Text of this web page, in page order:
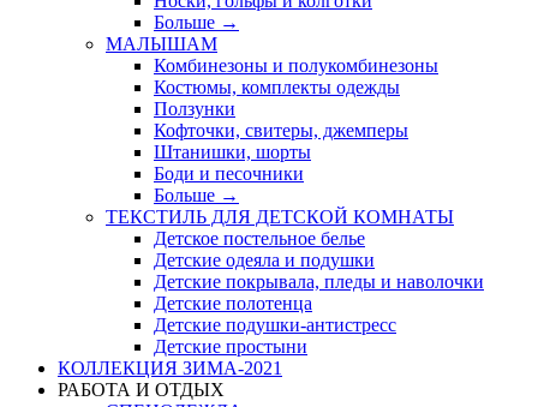
Больше →
МАЛЫШАМ
Комбинезоны и полукомбинезоны
Костюмы, комплекты одежды
Ползунки
Кофточки, свитеры, джемперы
Штанишки, шорты
Боди и песочники
Больше →
ТЕКСТИЛЬ ДЛЯ ДЕТСКОЙ КОМНАТЫ
Детское постельное белье
Детские одеяла и подушки
Детские покрывала, пледы и наволочки
Детские полотенца
Детские подушки-антистресс
Детские простыни
КОЛЛЕКЦИЯ ЗИМА-2021
РАБОТА И ОТДЫХ